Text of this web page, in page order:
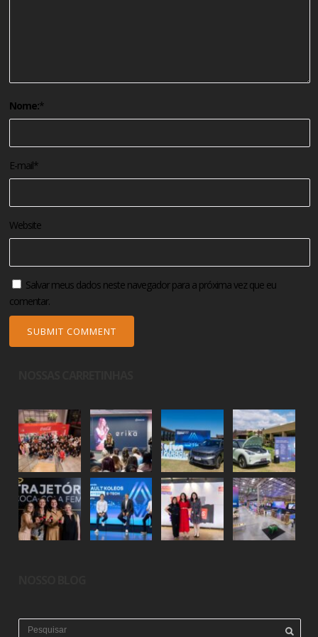
Nome:*
E-mail*
Website
Salvar meus dados neste navegador para a próxima vez que eu
comentar.